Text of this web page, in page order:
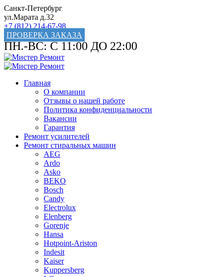
Санкт-Петербург
ул.Марата д.32
+7 (812) 214-67-98
ПРОВЕРКА ЗАКАЗА
ПН.-ВС: С 11:00 ДО 22:00
Главная
О компании
Отзывы о нашей работе
Политика конфиденциальности
Вакансии
Гарантия
Ремонт усилителей
Ремонт стиральных машин
AEG
Ardo
Asko
BEKO
Bosch
Candy
Electrolux
Elenberg
Gorenje
Hansa
Hotpoint-Ariston
Indesit
Kaiser
Kuppersberg